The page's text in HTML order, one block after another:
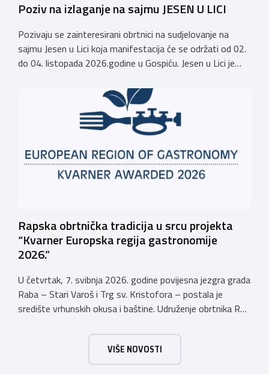
Poziv na izlaganje na sajmu JESEN U LICI
Pozivaju se zainteresirani obrtnici na sudjelovanje na
sajmu Jesen u Lici koja manifestacija će se održati od 02.
do 04. listopada 2026.godine u Gospiću. Jesen u Lici je
u Gospiću i prerasla je u najznačajnjiju gospodarsku,
kulturnu i etno manifestaciju na području Ličko-senjske
županije. Organizator izložbe […]
Rapska obrtnička tradicija u srcu projekta
“Kvarner Europska regija gastronomije
2026.”
U četvrtak, 7. svibnja 2026. godine povijesna jezgra grada
Raba – Stari Varoš i Trg sv. Kristofora – postala je
središte vrhunskih okusa i baštine. Udruženje obrtnika Rab
manifestacije kojom Kvarner i službeno započinje svoju
godinu kao Europska regija gastronomije. Pod sloganom
Kvarner za stolom – Povratak baštini, […]
VIŠE NOVOSTI